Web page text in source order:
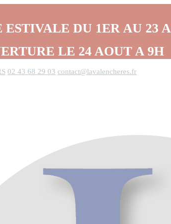
ESTIVALE DU 1ER AU 23
LE 24 AOUT A 9H
02 43 68 29 03 contact@lavalencheres.fr